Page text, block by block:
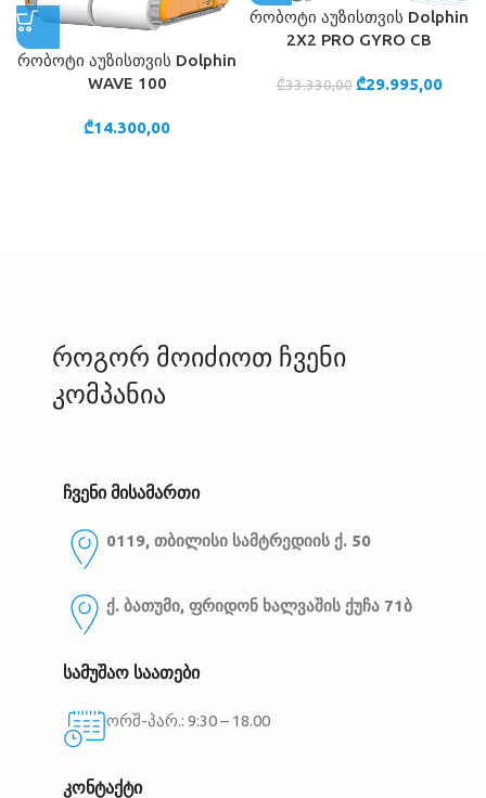
რობოტი აუზისთვის Dolphin
WAVE 100
₾14.300,00
რობოტი აუზისთვის Dolphin
2X2 PRO GYRO CB
₾33.330,00 ₾29.995,00
როგორ მოიძიოთ ჩვენი
კომპანია
ჩვენი მისამართი
0119, თბილისი სამტრედიის ქ. 50
ქ. ბათუმი, ფრიდონ ხალვაშის ქუჩა 71ბ
სამუშაო საათები
ორშ-პარ.: 9:30 – 18.00
კონტაქტი